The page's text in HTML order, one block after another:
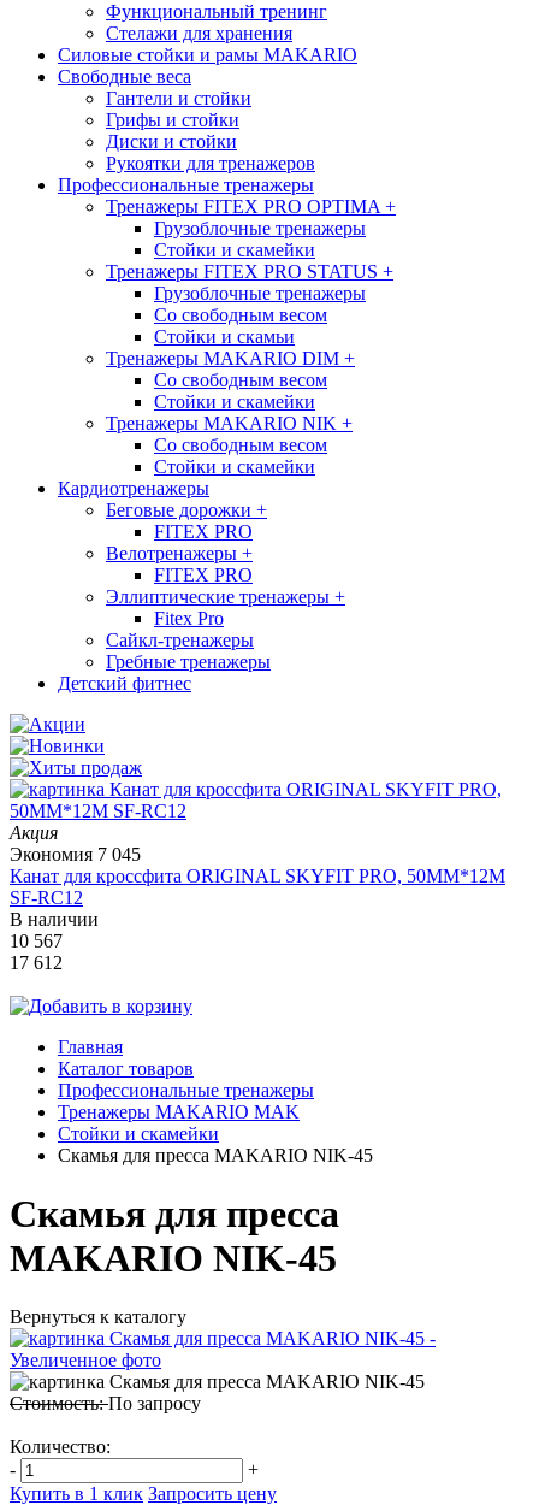
Функциональный тренинг
Стелажи для хранения
Силовые стойки и рамы MAKARIO
Свободные веса
Гантели и стойки
Грифы и стойки
Диски и стойки
Рукоятки для тренажеров
Профессиональные тренажеры
Тренажеры FITEX PRO OPTIMA +
Грузоблочные тренажеры
Стойки и скамейки
Тренажеры FITEX PRO STATUS +
Грузоблочные тренажеры
Со свободным весом
Стойки и скамьи
Тренажеры MAKARIO DIM +
Со свободным весом
Стойки и скамейки
Тренажеры MAKARIO NIK +
Со свободным весом
Стойки и скамейки
Кардиотренажеры
Беговые дорожки +
FITEX PRO
Велотренажеры +
FITEX PRO
Эллиптические тренажеры +
Fitex Pro
Сайкл-тренажеры
Гребные тренажеры
Детский фитнес
Акция
Экономия 7 045
Канат для кроссфита ORIGINAL SKYFIT PRO, 50MM*12M
SF-RС12
В наличии
10 567
17 612
Главная
Каталог товаров
Профессиональные тренажеры
Тренажеры MAKARIO MAK
Стойки и скамейки
Скамья для пресса MAKARIO NIK-45
Скамья для пресса
MAKARIO NIK-45
Вернуться к каталогу
Стоимость:По запросу
Количество:
-
+
Купить в 1 клик Запросить цену